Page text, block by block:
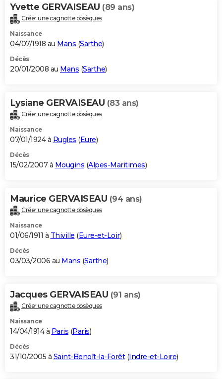
Yvette GERVAISEAU (89 ans)
Créer une cagnotte obsèques
Naissance
04/07/1918 au Mans (Sarthe)
Décès
20/01/2008 au Mans (Sarthe)
Lysiane GERVAISEAU (83 ans)
Créer une cagnotte obsèques
Naissance
07/01/1924 à Rugles (Eure)
Décès
15/02/2007 à Mougins (Alpes-Maritimes)
Maurice GERVAISEAU (94 ans)
Créer une cagnotte obsèques
Naissance
01/06/1911 à Thiville (Eure-et-Loir)
Décès
03/03/2006 au Mans (Sarthe)
Jacques GERVAISEAU (91 ans)
Créer une cagnotte obsèques
Naissance
14/04/1914 à Paris (Paris)
Décès
31/10/2005 à Saint-Benoît-la-Forêt(Indre-et-Loire)